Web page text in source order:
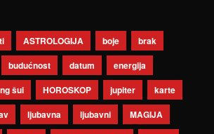
ASTROLOGIJA boje
brak
budućnost datum
energija
šui HOROSKOP jupiter
karte
ljubavna ljubavni
MAGIJA